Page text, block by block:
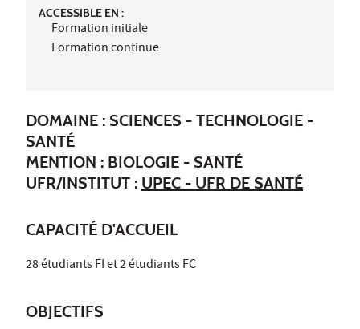
ACCESSIBLE EN :
Formation initiale
Formation continue
DOMAINE : SCIENCES - TECHNOLOGIE -
SANTÉ
MENTION : BIOLOGIE - SANTÉ
UFR/INSTITUT : UPEC - UFR DE SANTÉ
CAPACITÉ D'ACCUEIL
28 étudiants FI et 2 étudiants FC
OBJECTIFS